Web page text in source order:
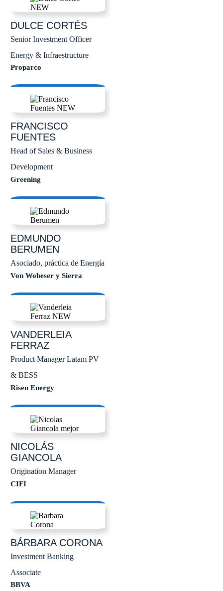
DULCE CORTÉS
Senior Investment Officer
Energy & Infraestructure
Proparco
FRANCISCO
FUENTES
Head of Sales & Business
Development
Greening
EDMUNDO
BERUMEN
Asociado, práctica de Energía
Von Wobeser y Sierra
VANDERLEIA
FERRAZ
Product Manager Latam PV
& BESS
Risen Energy
NICOLÁS
GIANCOLA
Origination Manager
CIFI
BÁRBARACORONA
Investment Banking
Associate
BBVA